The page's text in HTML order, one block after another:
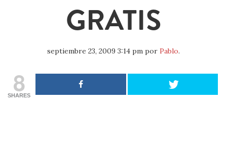
GRATIS
septiembre 23, 2009 3:14 pm por Pablo.
8
SHARES